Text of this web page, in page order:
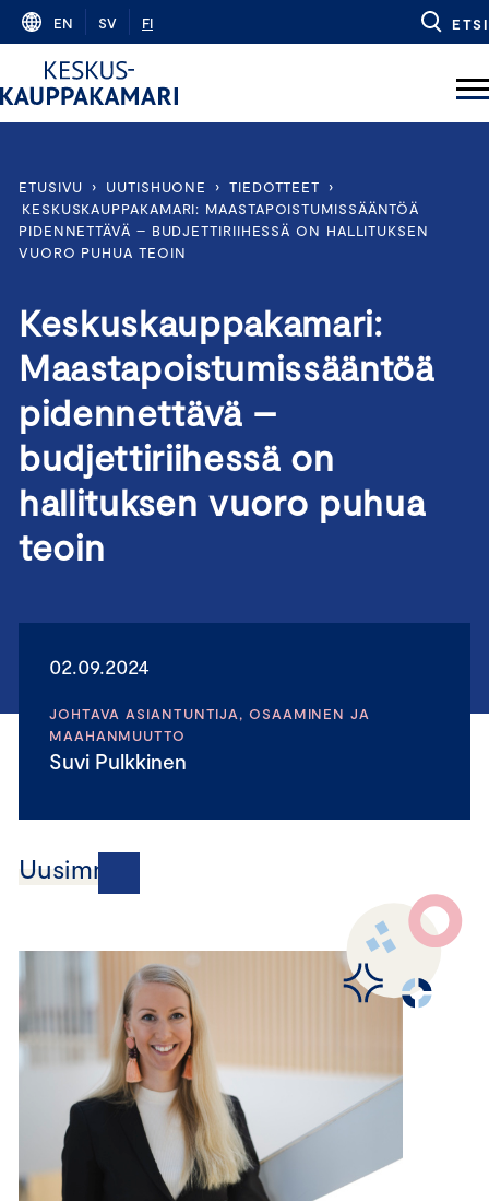
Skip
content
EN SV FI ETSI
ETUSIVU › UUTISHUONE › TIEDOTTEET
›
KESKUSKAUPPAKAMARI: MAASTAPOISTUMISSÄÄNTÖÄ
PIDENNETTÄVÄ – BUDJETTIRIIHESSÄ ON HALLITUKSEN
VUORO PUHUA TEOIN
Keskuskauppakamari:
Maastapoistumissääntöä
pidennettävä –
budjettiriihessä on
hallituksen vuoro puhua
teoin
02.09.2024
JOHTAVA ASIANTUNTIJA, OSAAMINEN JA
MAAHANMUUTTO
Suvi Pulkkinen
Uusimmat